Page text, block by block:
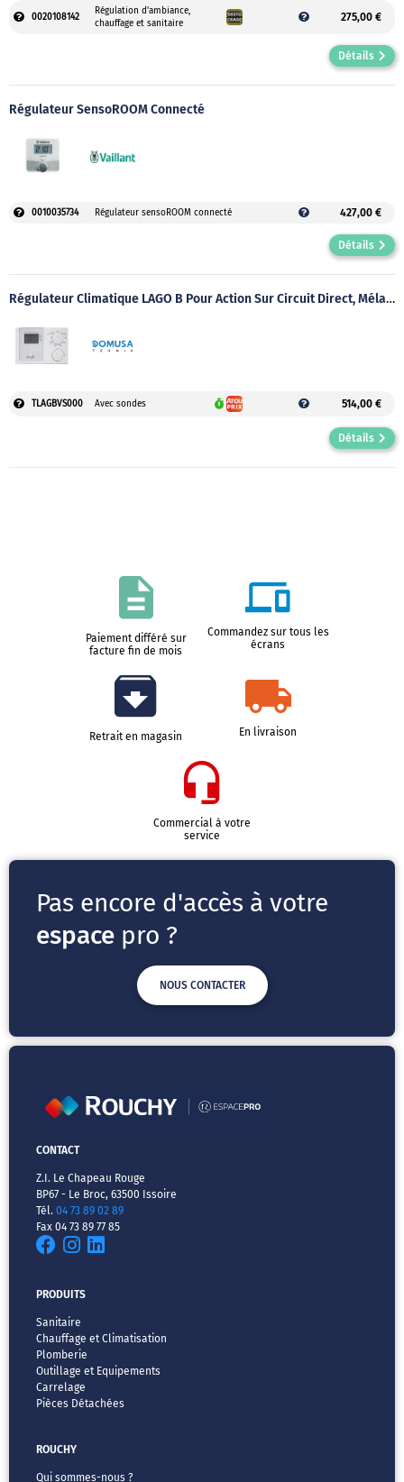
0020108142
Régulation d'ambiance,
chauffage et sanitaire
275,00 €
Détails
Régulateur SensoROOM Connecté
0010035734 Régulateur sensoROOM connecté 427,00 €
Détails
Régulateur Climatique LAGO B Pour Action Sur Circuit Direct, Mélangé Et ECS
TLAGBVS000 Avec sondes 514,00 €
Détails
Paiement différé sur
facture fin de mois
Commandez sur tous les
écrans
Retrait en magasin En livraison
Commercial à votre
service
Pas encore d'accès à votre
espace pro ?
NOUS CONTACTER
CONTACT
Z.I. Le Chapeau Rouge
BP67 - Le Broc, 63500 Issoire
Tél. 04 73 89 02 89
Fax 04 73 89 77 85
PRODUITS
Sanitaire
Chauffage et Climatisation
Plomberie
Outillage et Equipements
Carrelage
Pièces Détachées
ROUCHY
Qui sommes-nous ?